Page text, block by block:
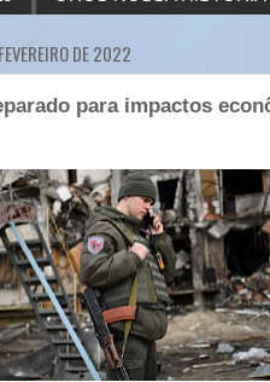
DE 2022
para impactos